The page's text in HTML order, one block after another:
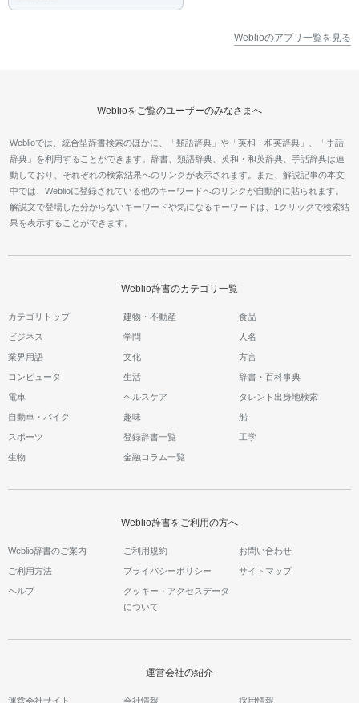
Weblioのアプリ一覧を見る
Weblioをご覧のユーザーのみなさまへ
Weblioでは、統合型辞書検索のほかに、「類語辞典」や「英和・和英辞典」、「手話
辞典」を利用することができます。辞書、類語辞典、英和・和英辞典、手話辞典は連
動しており、それぞれの検索結果へのリンクが表示されます。また、解説記事の本文
中では、Weblioに登録されている他のキーワードへのリンクが自動的に貼られます。
解説文で登場した分からないキーワードや気になるキーワードは、1クリックで検索結
果を表示することができます。
Weblio辞書のカテゴリ一覧
カテゴリトップ 建物・不動産 食品
ビジネス 学問 人名
業界用語 文化 方言
コンピュータ 生活 辞書・百科事典
電車 ヘルスケア タレント出身地検索
自動車・バイク 趣味 船
スポーツ 登録辞書一覧 工学
生物 金融コラム一覧
Weblio辞書をご利用の方へ
Weblio辞書のご案内 ご利用規約 お問い合わせ
ご利用方法 プライバシーポリシー サイトマップ
ヘルプ
クッキー・アクセスデータ
について
運営会社の紹介
運営会社サイト 会社情報 採用情報